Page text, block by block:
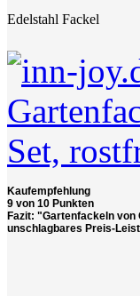
Edelstahl Fackel
Kaufempfehlung
9 von 10 Punkten
Fazit: "Gartenfackeln
unschlagbares Preis-